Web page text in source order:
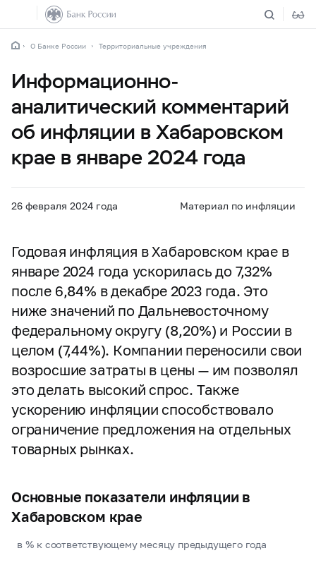
О Банке России Территориальные учреждения
Информационно-
аналитический комментарий
об инфляции в Хабаровском
крае в январе 2024 года
26 февраля 2024 года Материал по инфляции
Годовая инфляция в Хабаровском крае в
январе 2024 года ускорилась до 7,32%
после 6,84% в декабре 2023 года. Это
ниже значений по Дальневосточному
федеральному округу (8,20%) и России в
целом (7,44%). Компании переносили свои
возросшие затраты в цены — им позволял
это делать высокий спрос. Также
ускорению инфляции способствовало
ограничение предложения на отдельных
товарных рынках.
Основные показатели инфляции в
Хабаровском крае
в % к соответствующему месяцу предыдущего года